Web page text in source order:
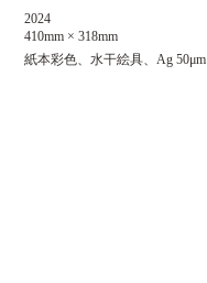
2024
410mm × 318mm
紙本彩色、水干絵具、Ag 50μm